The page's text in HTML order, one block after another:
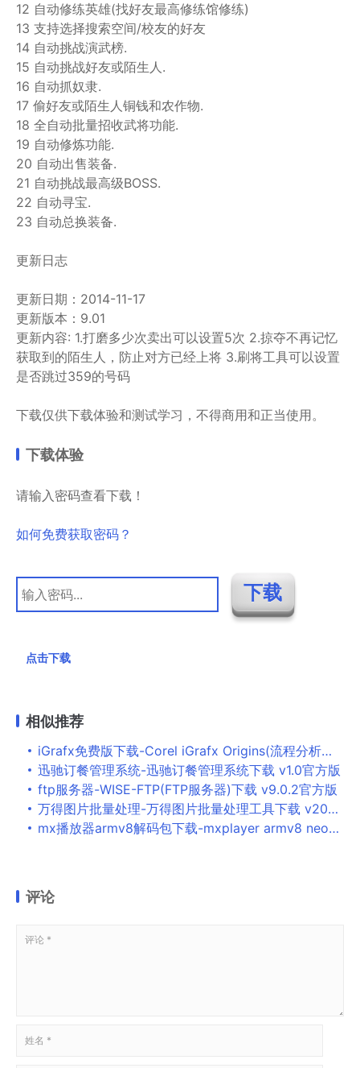
12 自动修练英雄(找好友最高修练馆修练)
13 支持选择搜索空间/校友的好友
14 自动挑战演武榜.
15 自动挑战好友或陌生人.
16 自动抓奴隶.
17 偷好友或陌生人铜钱和农作物.
18 全自动批量招收武将功能.
19 自动修炼功能.
20 自动出售装备.
21 自动挑战最高级BOSS.
22 自动寻宝.
23 自动总换装备.
更新日志
更新日期：2014-11-17
更新版本：9.01
更新内容: 1.打磨多少次卖出可以设置5次 2.掠夺不再记忆
获取到的陌生人，防止对方已经上将 3.刷将工具可以设置
是否跳过359的号码
下载仅供下载体验和测试学习，不得商用和正当使用。
下载体验
请输入密码查看下载！
如何免费获取密码？
点击下载
相似推荐
iGrafx免费版下载-Corel iGrafx Origins(流程分析工具)下载 v17.5.0.1268中文免费版
迅驰订餐管理系统-迅驰订餐管理系统下载 v1.0官方版
ftp服务器-WISE-FTP(FTP服务器)下载 v9.0.2官方版
万得图片批量处理-万得图片批量处理工具下载 v2020免费版
mx播放器armv8解码包下载-mxplayer armv8 neon解码器v1.25.0 最新版
评论